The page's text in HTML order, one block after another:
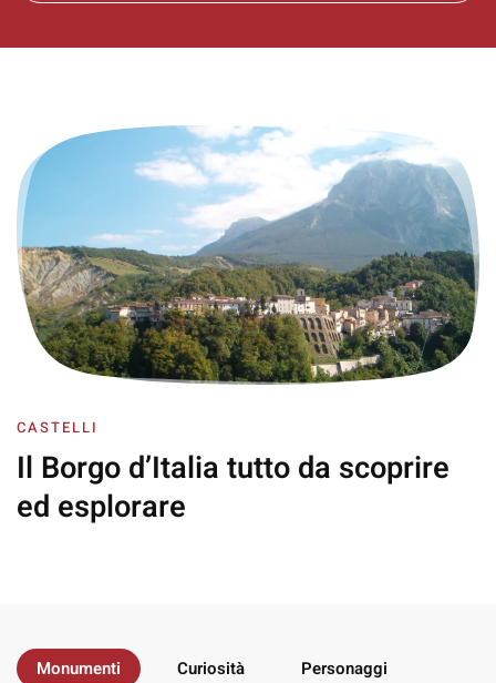
CASTELLI
Il Borgo d’Italia tutto da scoprire
ed esplorare
Monumenti Curiosità
Personaggi